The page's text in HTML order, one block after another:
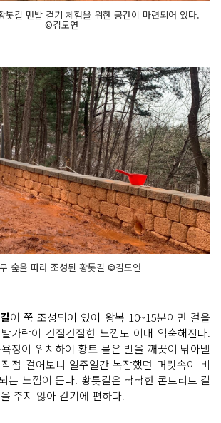
톳길 맨발 걷기 체험을 위한 공간이 마련되어 있다.
©김도연
숲을 따라 조성된 황톳길 ©김도연
이 쭉 조성되어 있어 왕복 10~15분이면 걸을
가락이 간질간질한 느낌도 이내 익숙해진다.
장이 위치하여 황토 묻은 발을 깨끗이 닦아낼
접 걸어보니 일주일간 복잡했던 머릿속이 비
는 느낌이 든다. 황톳길은 딱딱한 콘트리트 길
주지 않아 걷기에 편하다.